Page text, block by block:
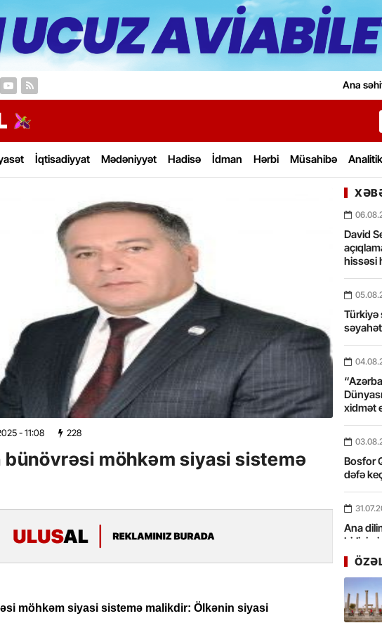
Ana
İqtisadiyyat Mədəniyyət Hadisə İdman Hərbi Müsahibə
- 11:08 228
möhkəm siyasi sistemə
möhkəm siyasi sistemə malikdir: Ölkənin siyasi
David
hissəsi
Türkiyə
xidmət
Bosfor
dəfə
Ana
Tarixin